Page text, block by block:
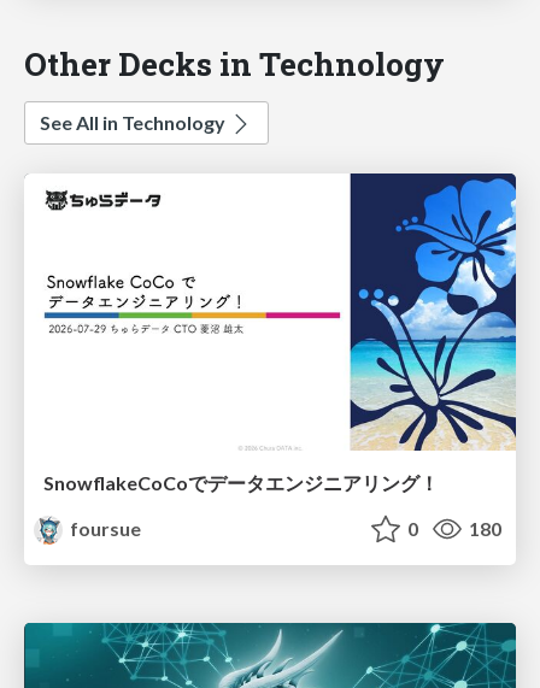
Other Decks in Technology
See All in Technology
SnowflakeCoCoでデータエンジニアリング！
foursue
0 180